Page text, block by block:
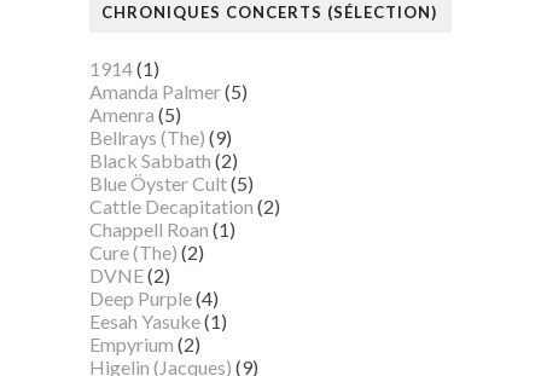
CHRONIQUES CONCERTS (SÉLECTION)
1914(1)
Amanda Palmer(5)
Amenra (5)
Bellrays (The) (9)
Black Sabbath (2)
Blue Öyster Cult(5)
Cattle Decapitation (2)
Chappell Roan (1)
Cure (The) (2)
DVNE(2)
Deep Purple(4)
Eesah Yasuke(1)
Empyrium (2)
Higelin (Jacques) (9)